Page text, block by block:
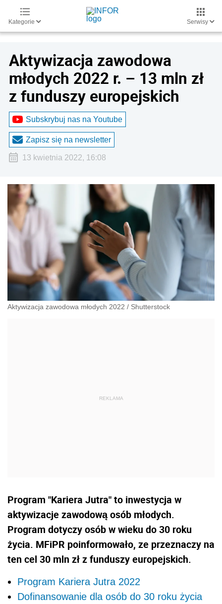
Kategorie Serwisy
Aktywizacja zawodowa
młodych 2022 r. – 13 mln zł
z funduszy europejskich
Subskrybuj nas na Youtube
Zapisz się na newsletter
13 kwietnia 2022, 16:08
Aktywizacja zawodowa młodych 2022 / Shutterstock
Program "Kariera Jutra" to inwestycja w
aktywizacje zawodową osób młodych.
Program dotyczy osób w wieku do 30 roku
życia. MFiPR poinformowało, ze przeznaczy na
ten cel 30 mln zł z funduszy europejskich.
Program Kariera Jutra 2022
Dofinansowanie dla osób do 30 roku życia